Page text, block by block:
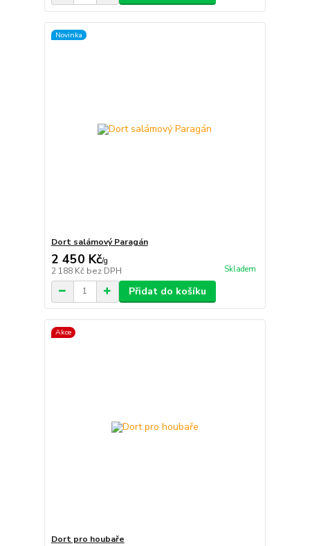
Novinka
Dort salámový Paragán
2 450 Kč/g
2 188 Kč bez DPH Skladem
Přidat do košíku
Akce
Dort pro houbaře